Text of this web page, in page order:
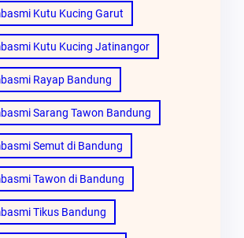
Kutu Kucing Garut
Kutu Kucing Jatinangor
Rayap Bandung
Sarang Tawon Bandung
Semut di Bandung
Tawon di Bandung
Tikus Bandung